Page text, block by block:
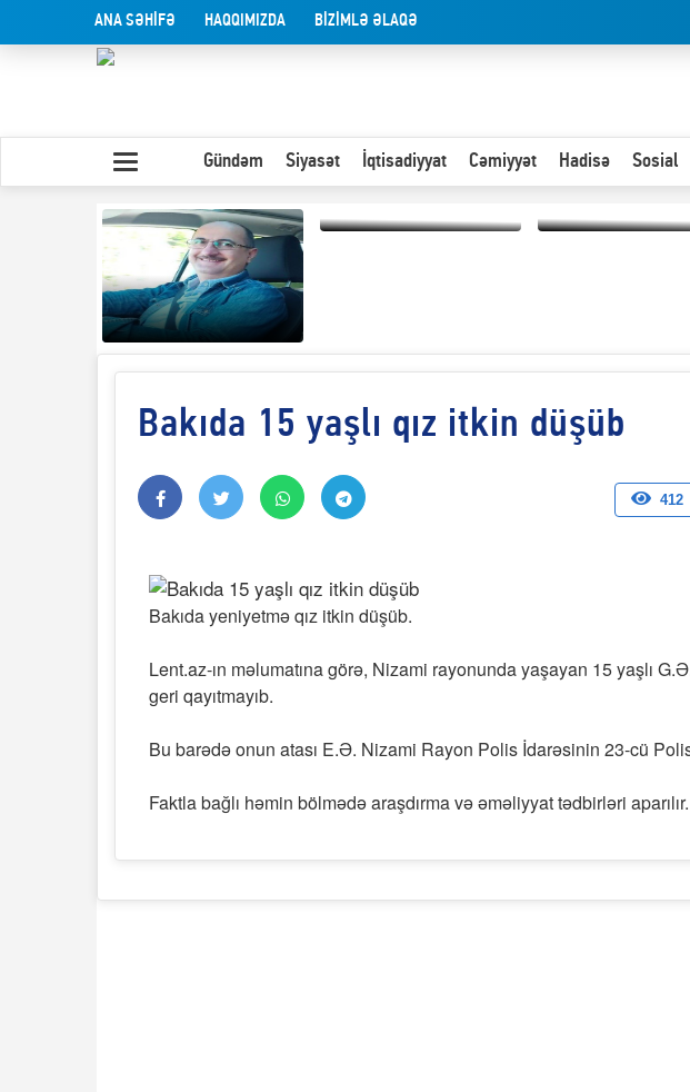
ANA SƏHİFƏ HAQQIMIZDA BİZİMLƏ ƏLAQƏ
Gündəm Siyasət İqtisadiyyat Cəmiyyət Hadisə Sosial
Yaxın Şərqdəki
müharibənin qısa
Bakıda 15 yaşlı qız itkin düşüb
412
Bakıda yeniyetmə qız itkin düşüb.
Lent.az-ın məlumatına görə, Nizami rayonunda yaşayan 15 yaşlı
geri qayıtmayıb.
Bu barədə onun atası E.Ə. Nizami Rayon Polis İdarəsinin 23-cü
Faktla bağlı həmin bölmədə araşdırma və əməliyyat tədbirləri aparılır.